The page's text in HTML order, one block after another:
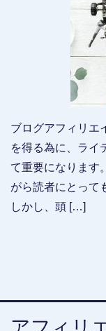
ブログアフィリエ
を得る為に、ライ
て重要になります
がら読者にとって
しかし、頭 […]